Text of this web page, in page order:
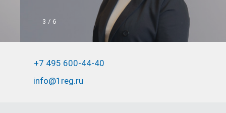
3 / 6
+7 495 600-44-40
info@1reg.ru